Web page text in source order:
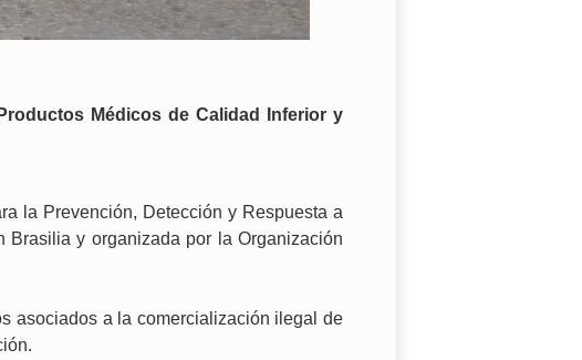
Médicos de Calidad Inferior y
la Prevención, Detección y Respuesta a
Brasilia y organizada por la Organización
asociados a la comercialización ilegal de